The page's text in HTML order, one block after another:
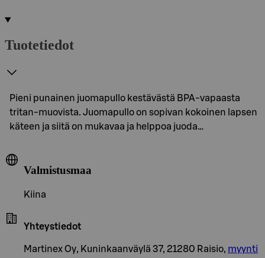
Tuotetiedot
Pieni punainen juomapullo kestävästä BPA-vapaasta
tritan-muovista. Juomapullo on sopivan kokoinen lapsen
käteen ja siitä on mukavaa ja helppoa juoda…
Valmistusmaa
Kiina
Yhteystiedot
Martinex Oy, Kuninkaanväylä 37, 21280 Raisio, myynti